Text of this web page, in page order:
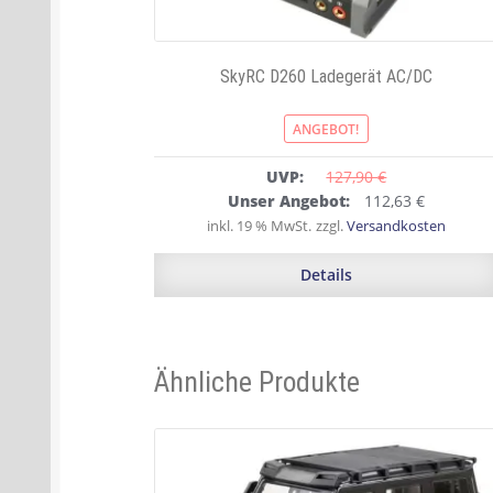
SkyRC D260 Ladegerät AC/DC
ANGEBOT!
UVP: 127,90 €
Ursprünglicher
Preis
war:
Unser Angebot: 112,63 €
Preis
ist:
inkl. 19 % MwSt. zzgl.Versandkosten
Details
Ähnliche Produkte